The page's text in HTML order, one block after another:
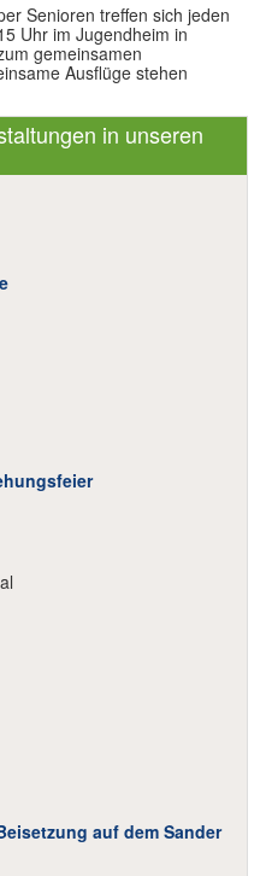
Senioren treffen sich jeden
Uhr im Jugendheim in
gemeinsamen
Ausflüge stehen
in unseren
auf dem Sander